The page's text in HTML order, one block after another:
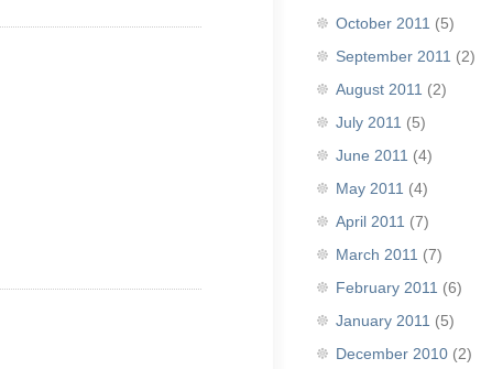
October 2011 (5)
September 2011 (2)
August 2011 (2)
July 2011 (5)
June 2011 (4)
May 2011 (4)
April 2011 (7)
March 2011 (7)
February 2011 (6)
January 2011 (5)
December 2010 (2)